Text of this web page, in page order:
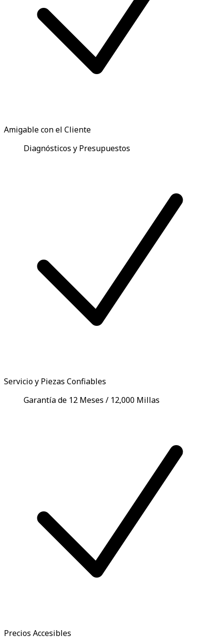
Amigable con el Cliente
Diagnósticos y Presupuestos
Servicio y Piezas Confiables
Garantía de 12 Meses / 12,000 Millas
Precios Accesibles